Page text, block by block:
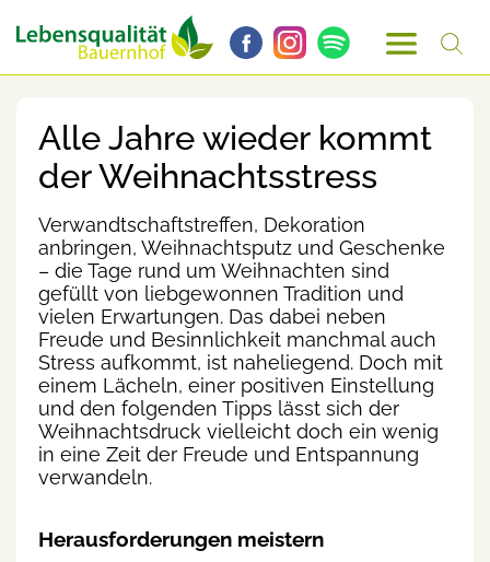
Alle Jahre wieder kommt
der Weihnachtsstress
Verwandtschaftstreffen, Dekoration
anbringen, Weihnachtsputz und Geschenke
– die Tage rund um Weihnachten sind
gefüllt von liebgewonnen Tradition und
vielen Erwartungen. Das dabei neben
Freude und Besinnlichkeit manchmal auch
Stress aufkommt, ist naheliegend. Doch mit
einem Lächeln, einer positiven Einstellung
und den folgenden Tipps lässt sich der
Weihnachtsdruck vielleicht doch ein wenig
in eine Zeit der Freude und Entspannung
verwandeln.
Herausforderungen meistern